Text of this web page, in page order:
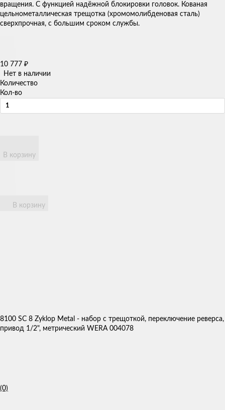
вращения. С функцией надёжной блокировки головок. Кованая
цельнометаллическая трещотка (хромомолибденовая сталь)
сверхпрочная, с большим сроком службы.
10 777 ₽
Нет в наличии
Количество
Кол-во
В корзину
В корзину
8100 SC 8 Zyklop Metal - набор с трещоткой, переключение реверса,
привод 1/2", метрический WERA 004078
(0)